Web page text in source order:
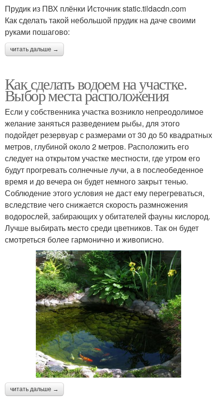
Прудик из ПВХ плёнки Источник static.tildacdn.com
Как сделать такой небольшой прудик на даче своими
руками пошагово:
читать дальше →
Как сделать водоем на участке.
Выбор места расположения
Если у собственника участка возникло непреодолимое
желание заняться разведением рыбы, для этого
подойдет резервуар с размерами от 30 до 50 квадратных
метров, глубиной около 2 метров. Расположить его
следует на открытом участке местности, где утром его
будут прогревать солнечные лучи, а в послеобеденное
время и до вечера он будет немного закрыт тенью.
Соблюдение этого условия не даст ему перегреваться,
вследствие чего снижается скорость размножения
водорослей, забирающих у обитателей фауны кислород.
Лучше выбирать место среди цветников. Так он будет
смотреться более гармонично и живописно.
читать дальше →